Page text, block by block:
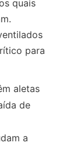
quais
para
aletas
de
a